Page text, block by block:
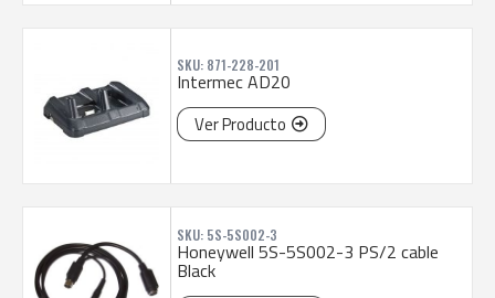
SKU: 871-228-201
Intermec AD20
Ver Producto
SKU: 5S-5S002-3
Honeywell 5S-5S002-3 PS/2 cable
Black